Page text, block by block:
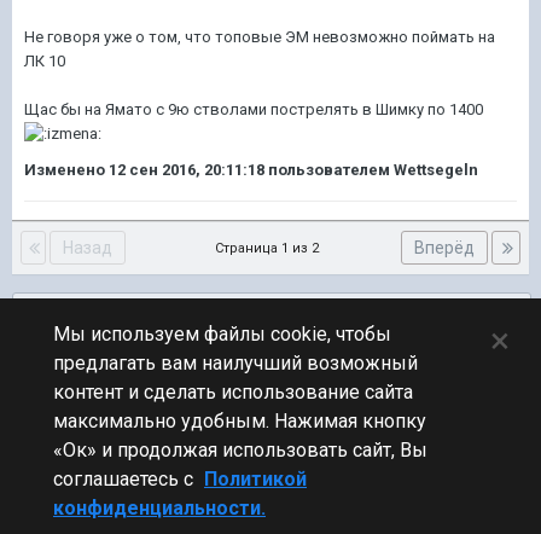
Не говоря уже о том, что топовые ЭМ невозможно поймать на
ЛК 10
Щас бы на Ямато с 9ю стволами пострелять в Шимку по 1400
Изменено 12 сен 2016, 20:11:18 пользователем Wettsegeln
Назад Вперёд
Страница 1 из 2
ПЕРЕЙТИ К СПИСКУ ТЕМ
Обсуждение Мира Кораблей
Стиль
Мы используем файлы cookie, чтобы
предлагать вам наилучший возможный
контент и сделать использование сайта
максимально удобным. Нажимая кнопку
«Ок» и продолжая использовать сайт, Вы
соглашаетесь с Политикой
конфиденциальности.
×